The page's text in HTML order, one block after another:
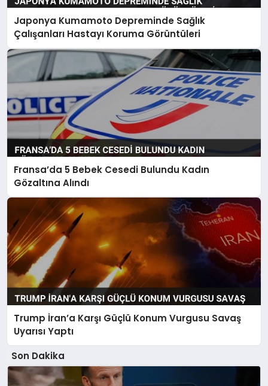
Japonya Kumamoto Depreminde Sağlık
Çalışanları Hastayı Koruma Görüntüleri
Fransa’da 5 Bebek Cesedi Bulundu Kadın
Gözaltına Alındı
Trump İran’a Karşı Güçlü Konum Vurgusu Savaş
Uyarısı Yaptı
Son Dakika